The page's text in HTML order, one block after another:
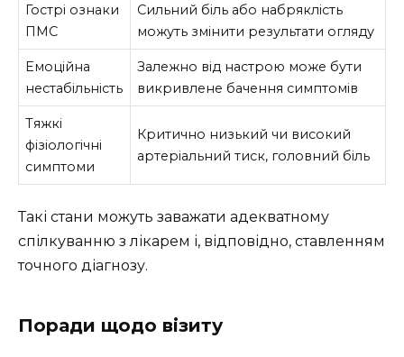
Гострі ознаки
ПМС
Сильний біль або набряклість
можуть змінити результати огляду
Емоційна
нестабільність
Залежно від настрою може бути
викривлене бачення симптомів
Тяжкі
фізіологічні
симптоми
Критично низький чи високий
артеріальний тиск, головний біль
Такі стани можуть заважати адекватному
спілкуванню з лікарем і, відповідно, ставленням
точного діагнозу.
Поради щодо візиту